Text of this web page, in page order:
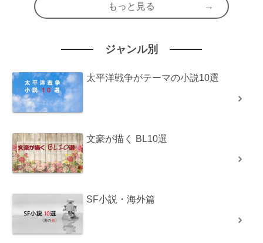
もっと見る
ジャンル別
太平洋戦争がテーマの小説10選
文豪が描く BL10選
SF小説・海外篇